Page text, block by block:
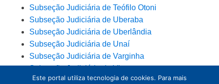
Subseção Judiciária de Teófilo Otoni
Subseção Judiciária de Uberaba
Subseção Judiciária de Uberlândia
Subseção Judiciária de Unaí
Subseção Judiciária de Varginha
Subseção Judiciária de Viçosa
Este portal utiliza tecnologia de cookies. Para mais